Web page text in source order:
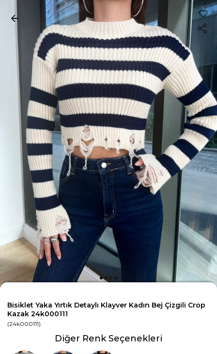
Bisiklet Yaka Yırtık Detaylı Klayver Kadın Bej Çizgili Crop
Kazak 24k000111
(24k000111)
Diğer Renk Seçenekleri